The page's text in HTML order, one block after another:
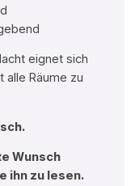
eignet sich
Räume zu
Wunsch
ihn zu lesen.